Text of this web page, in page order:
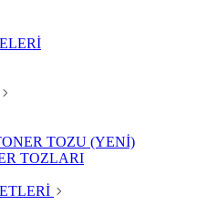
TOZU (YENİ)
TOZLARI